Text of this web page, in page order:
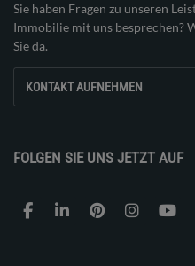
Sie haben Fragen zu unseren
Immobilie mit uns besprechen?
Sie da.
KONTAKT AUFNEHMEN
FOLGEN SIE UNS JETZT AUF